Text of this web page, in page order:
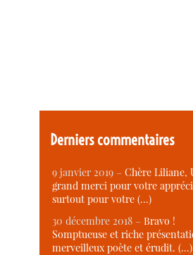
Derniers commentaires
9 janvier 2019 –Chère Liliane,
grand merci pour votre
surtout pour votre (…)
30 décembre 2018 –Bravo !
Somptueuse et riche
merveilleux poète et érudit. (…)